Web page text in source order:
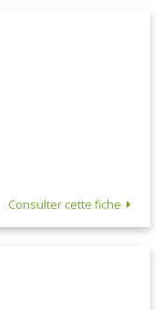
Consulter cette fiche